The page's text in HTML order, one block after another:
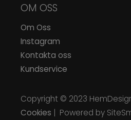
OM OSS
Om Oss
Instagram
Kontakta oss
Kundservice
Copyright © 2023
Cookies | Powered by